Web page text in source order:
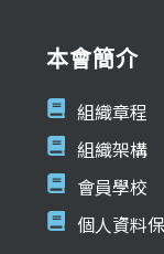
本會簡介
組織章程
組織架構
會員學校
個人資料